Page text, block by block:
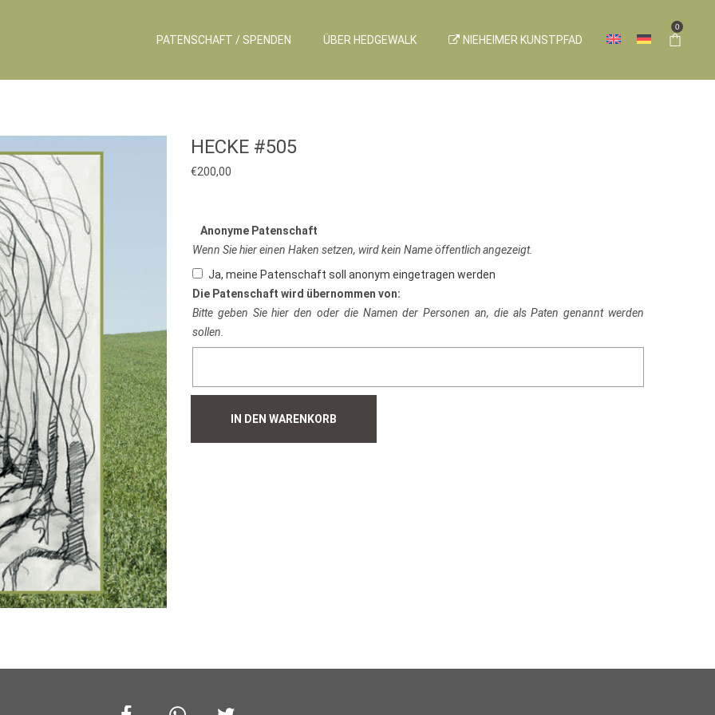
PATENSCHAFT / SPENDEN ÜBER HEDGEWALK NIEHEIMER KUNSTPFAD
0
HECKE #505
€200,00
Anonyme Patenschaft
Wenn Sie hier einen Haken setzen, wird kein Name öffentlich angezeigt.
Ja, meine Patenschaft soll anonym eingetragen werden
Die Patenschaft wird übernommen von:
Bitte geben Sie hier den oder die Namen der Personen an, die als Paten genannt werden
sollen.
Menge
IN DEN WARENKORB